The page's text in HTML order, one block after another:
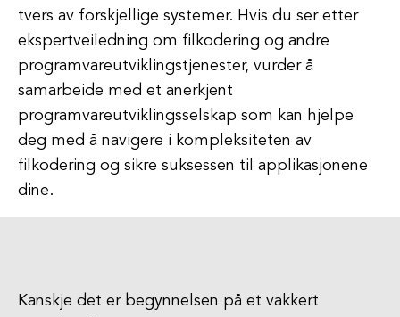
tvers av forskjellige systemer. Hvis du ser etter
ekspertveiledning om filkodering og andre
programvareutviklingstjenester, vurder å
samarbeide med et anerkjent
programvareutviklingsselskap som kan hjelpe
deg med å navigere i kompleksiteten av
filkodering og sikre suksessen til applikasjonene
dine.
Kanskje det er begynnelsen på et vakkert